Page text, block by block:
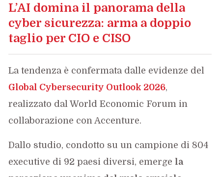
L’AI domina il panorama della
cyber sicurezza: arma a doppio
taglio per CIO e CISO
La tendenza è confermata dalle evidenze del
Global Cybersecurity Outlook 2026,
realizzato dal World Economic Forum in
collaborazione con Accenture.
Dallo studio, condotto su un campione di 804
executive di 92 paesi diversi, emerge la